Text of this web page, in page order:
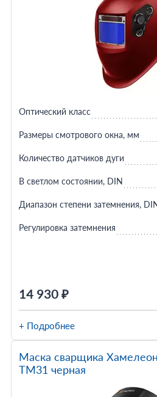
14 930 ₽
Оптический класс
Размеры смотрового окна, мм
Количество датчиков дуги
В светлом состоянии, DIN
Диапазон степени затемнения,
Регулировка затемнения
+ Подробнее
Маска сварщика
TM31 черная